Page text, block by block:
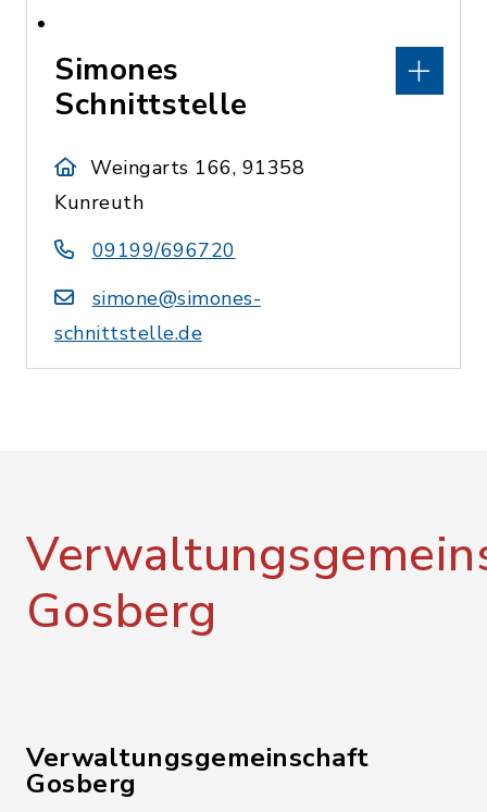
Simones
Schnittstelle
Weingarts 166, 91358
Kunreuth
09199/696720
simone@simones-
schnittstelle.de
Gosberg
Verwaltungsgemeinschaft
Gosberg